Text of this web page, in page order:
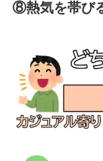
⑧熱気を帯び